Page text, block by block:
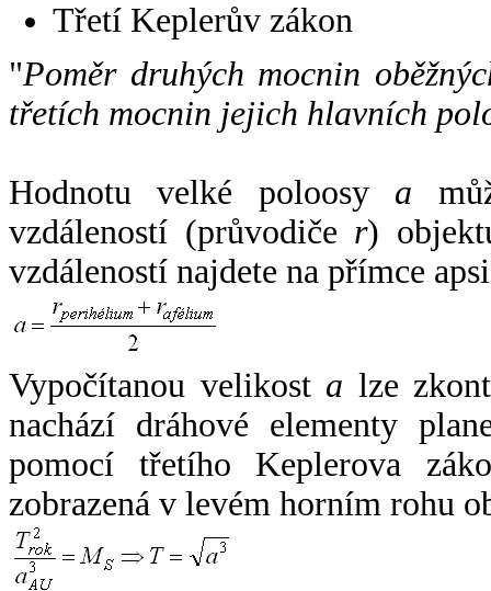
Třetí Keplerův zákon
"Poměr druhých mocnin
třetích mocnin jejich hlavních
Hodnotu velké poloosy a
vzdáleností (průvodiče r)
vzdáleností najdete na přímce
Vypočítanou velikost a lze
nachází dráhové elementy
pomocí třetího Keplerova
zobrazená v levém horním rohu